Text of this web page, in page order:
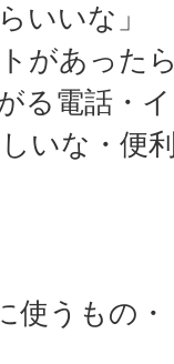
いいな」
があった
る電話・
いな・便
使うもの